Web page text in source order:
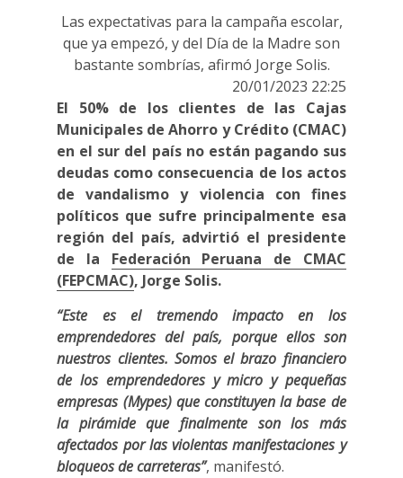
Las expectativas para la campaña escolar,
que ya empezó, y del Día de la Madre son
bastante sombrías, afirmó Jorge Solis.
20/01/2023 22:25
El 50% de los clientes de las Cajas
Municipales de Ahorro y Crédito (CMAC)
en el sur del país no están pagando sus
deudas como consecuencia de los actos
de vandalismo y violencia con fines
políticos que sufre principalmente esa
región del país, advirtió el presidente
de la Federación Peruana de CMAC
(FEPCMAC), Jorge Solis.
“Este es el tremendo impacto en los
emprendedores del país, porque ellos son
nuestros clientes. Somos el brazo financiero
de los emprendedores y micro y pequeñas
empresas (Mypes) que constituyen la base de
la pirámide que finalmente son los más
afectados por las violentas manifestaciones y
bloqueos de carreteras”, manifestó.